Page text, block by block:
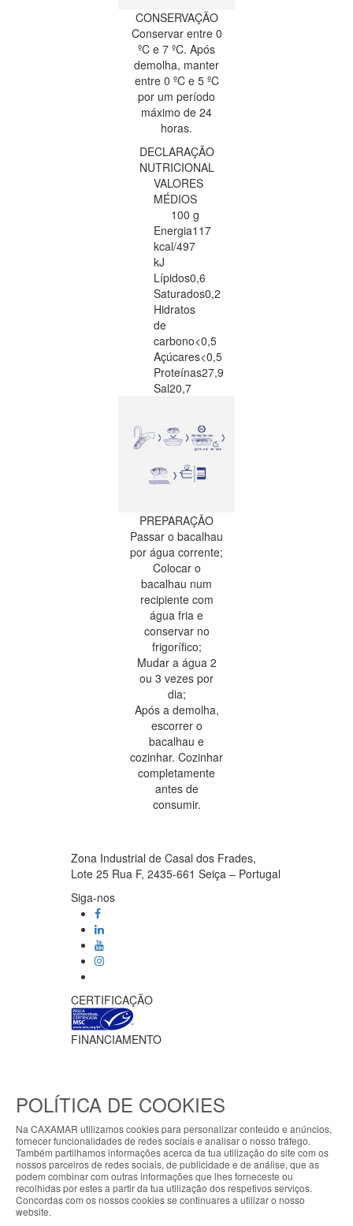
CONSERVAÇÃO
Conservar entre 0
ºC e 7 ºC. Após
demolha, manter
entre 0 ºC e 5 ºC
por um período
máximo de 24
horas.
DECLARAÇÃO
NUTRICIONAL
VALORES
MÉDIOS
100 g
Energia117
kcal/497
kJ
Lípidos0,6
Saturados0,2
Hidratos
de
carbono<0,5
Açúcares<0,5
Proteínas27,9
Sal20,7
PREPARAÇÃO
Passar o bacalhau
por água corrente;
Colocar o
bacalhau num
recipiente com
água fria e
conservar no
frigorífico;
Mudar a água 2
ou 3 vezes por
dia;
Após a demolha,
escorrer o
bacalhau e
cozinhar. Cozinhar
completamente
antes de
consumir.
Zona Industrial de Casal dos Frades,
Lote 25 Rua F, 2435-661 Seiça – Portugal
Siga-nos
CERTIFICAÇÃO
FINANCIAMENTO
Ficha do projeto PRR-C10-i02-M-
000218 / Vídeo Apoio MAR2030
Meios de pagamento
ABOUT THE COOKIES
My7stores handles information about your visit
using cookies that improve the performance of the
website, facilitate sharing via social networks and
POLÍTICA DE COOKIES
Na CAXAMAR utilizamos cookies para personalizar conteúdo e anúncios,
fornecer funcionalidades de redes sociais e analisar o nosso tráfego.
Também partilhamos informações acerca da tua utilização do site com os
nossos parceiros de redes sociais, de publicidade e de análise, que as
podem combinar com outras informações que lhes forneceste ou
recolhidas por estes a partir da tua utilização dos respetivos serviços.
Concordas com os nossos cookies se continuares a utilizar o nosso
website.